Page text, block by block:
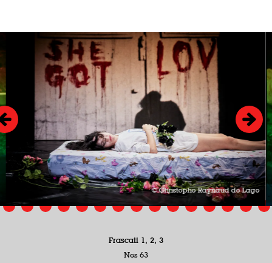
Overslaan
© Christophe Raynaud de Lage
Frascati 1, 2, 3
Nes 63